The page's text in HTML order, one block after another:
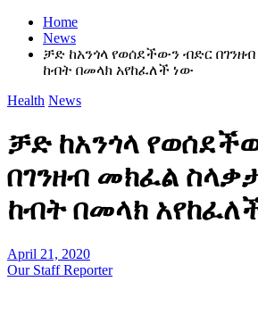
Home
News
ቻድ ከአንጎላ የወሰደችውን ብድር
ከብት በመላክ አየከፈለች ነው
Health News
ቻድ ከአንጎላ
በገንዘብ መክፈል
ከብት በመላክ
April 21, 2020
Our Staff Reporter